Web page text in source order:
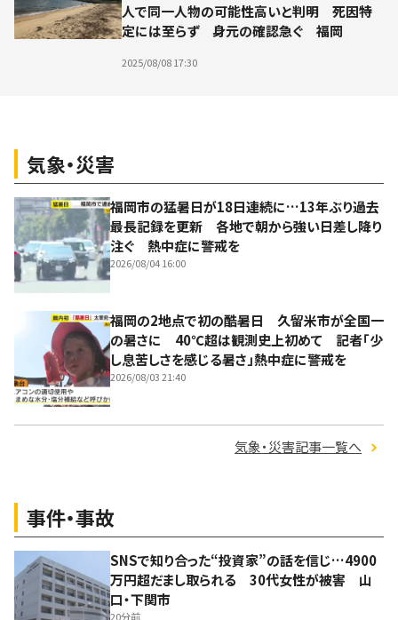
人で同一人物の可能性高いと判明 死因特
定には至らず 身元の確認急ぐ 福岡
2025/08/08 17:30
気象・災害
福岡市の猛暑日が18日連続に…13年ぶり過去
最長記録を更新 各地で朝から強い日差し降り
注ぐ 熱中症に警戒を
2026/08/04 16:00
福岡の2地点で初の酷暑日 久留米市が全国一
の暑さに 40℃超は観測史上初めて 記者「少
し息苦しさを感じる暑さ」熱中症に警戒を
2026/08/03 21:40
気象・災害記事一覧へ
事件・事故
SNSで知り合った“投資家”の話を信じ…4900
万円超だまし取られる 30代女性が被害 山
口・下関市
20分前